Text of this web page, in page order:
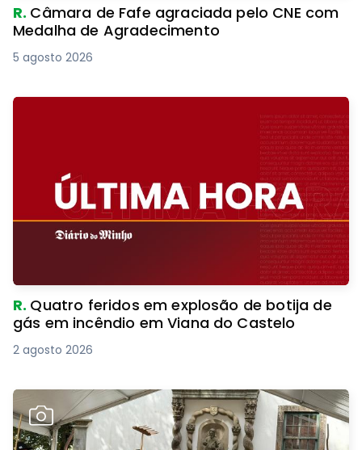
R. Câmara de Fafe agraciada pelo CNE com
Medalha de Agradecimento
5 agosto 2026
R. Quatro feridos em explosão de botija de
gás em incêndio em Viana do Castelo
2 agosto 2026